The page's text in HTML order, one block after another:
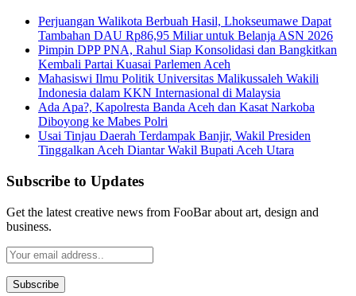
Perjuangan Walikota Berbuah Hasil, Lhokseumawe Dapat
Tambahan DAU Rp86,95 Miliar untuk Belanja ASN 2026
Pimpin DPP PNA, Rahul Siap Konsolidasi dan Bangkitkan
Kembali Partai Kuasai Parlemen Aceh
Mahasiswi Ilmu Politik Universitas Malikussaleh Wakili
Indonesia dalam KKN Internasional di Malaysia
Ada Apa?, Kapolresta Banda Aceh dan Kasat Narkoba
Diboyong ke Mabes Polri
Usai Tinjau Daerah Terdampak Banjir, Wakil Presiden
Tinggalkan Aceh Diantar Wakil Bupati Aceh Utara
Subscribe to Updates
Get the latest creative news from FooBar about art, design and
business.